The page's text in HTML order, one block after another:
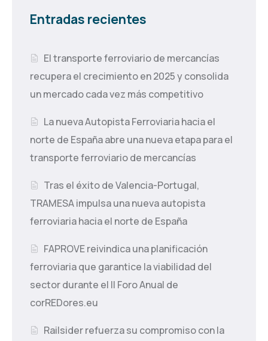
Entradas recientes
El transporte ferroviario de mercancías
recupera el crecimiento en 2025 y consolida
un mercado cada vez más competitivo
La nueva Autopista Ferroviaria hacia el
norte de España abre una nueva etapa para el
transporte ferroviario de mercancías
Tras el éxito de Valencia-Portugal,
TRAMESA impulsa una nueva autopista
ferroviaria hacia el norte de España
FAPROVE reivindica una planificación
ferroviaria que garantice la viabilidad del
sector durante el II Foro Anual de
corREDores.eu
Railsider refuerza su compromiso con la